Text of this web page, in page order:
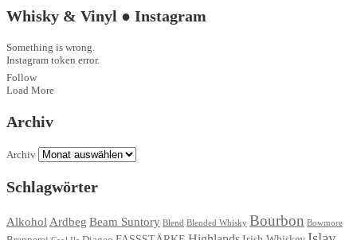
Whisky & Vinyl ● Instagram
Something is wrong.
Instagram token error.
Follow
Load More
Archiv
Archiv
Schlagwörter
Alkohol Ardbeg Beam Suntory Blend Blended Whisky Bourbon Bowmore